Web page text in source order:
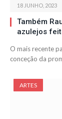
18 JUNHO, 2023
Também
azulejos
O mais recente
conceção da
ARTES